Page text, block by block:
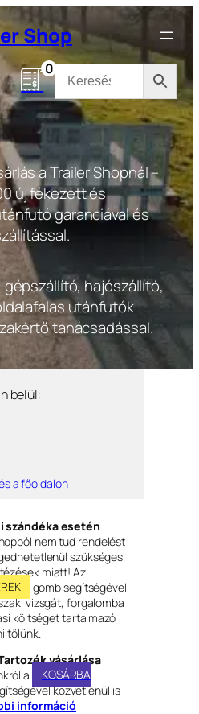
Shop
0
a Trailer Shopnál –
új fékezett és
garanciával és
hajószállító,
utánfutók
tanácsadással.
belül:
a főoldalon
szándéka esetén
nem tud rendelést
szükséges
miatt! Az
gomb segítségével
vizsgát, forgalomba
költséget tartalmazó
tőlünk.
vásárlása
a
KOSÁRBA
közvetlenül is
információ